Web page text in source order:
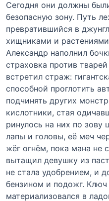
Сегодня они должны
безопасную зону. Путь
превратившийся в
хищниками и
Александр наполнил
страховка против
встретил страж:
способной проглотить
подчинять других
кислотники, стая
ринулось на них по зову
лапы и головы, её меч
жёг огнём, пока мана не
вытащил девушку из
не стала удобрением, и
бензином и подожг. Ключ
материализовался в